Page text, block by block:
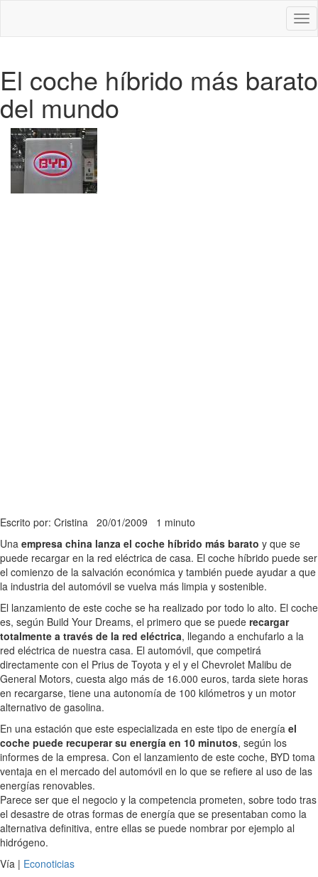
El coche híbrido más barato
del mundo
Escrito por: Cristina 20/01/2009 1 minuto
Una empresa china lanza el coche híbrido más barato y que se
puede recargar en la red eléctrica de casa. El coche híbrido puede ser
el comienzo de la salvación económica y también puede ayudar a que
la industria del automóvil se vuelva más limpia y sostenible.
El lanzamiento de este coche se ha realizado por todo lo alto. El coche
es, según Build Your Dreams, el primero que se puede recargar
totalmente a través de la red eléctrica, llegando a enchufarlo a la
red eléctrica de nuestra casa. El automóvil, que competirá
directamente con el Prius de Toyota y el y el Chevrolet Malibu de
General Motors, cuesta algo más de 16.000 euros, tarda siete horas
en recargarse, tiene una autonomía de 100 kilómetros y un motor
alternativo de gasolina.
En una estación que este especializada en este tipo de energía el
coche puede recuperar su energía en 10 minutos, según los
informes de la empresa. Con el lanzamiento de este coche, BYD toma
ventaja en el mercado del automóvil en lo que se refiere al uso de las
energías renovables.
Parece ser que el negocio y la competencia prometen, sobre todo tras
el desastre de otras formas de energía que se presentaban como la
alternativa definitiva, entre ellas se puede nombrar por ejemplo al
hidrógeno.
Vía | Econoticias